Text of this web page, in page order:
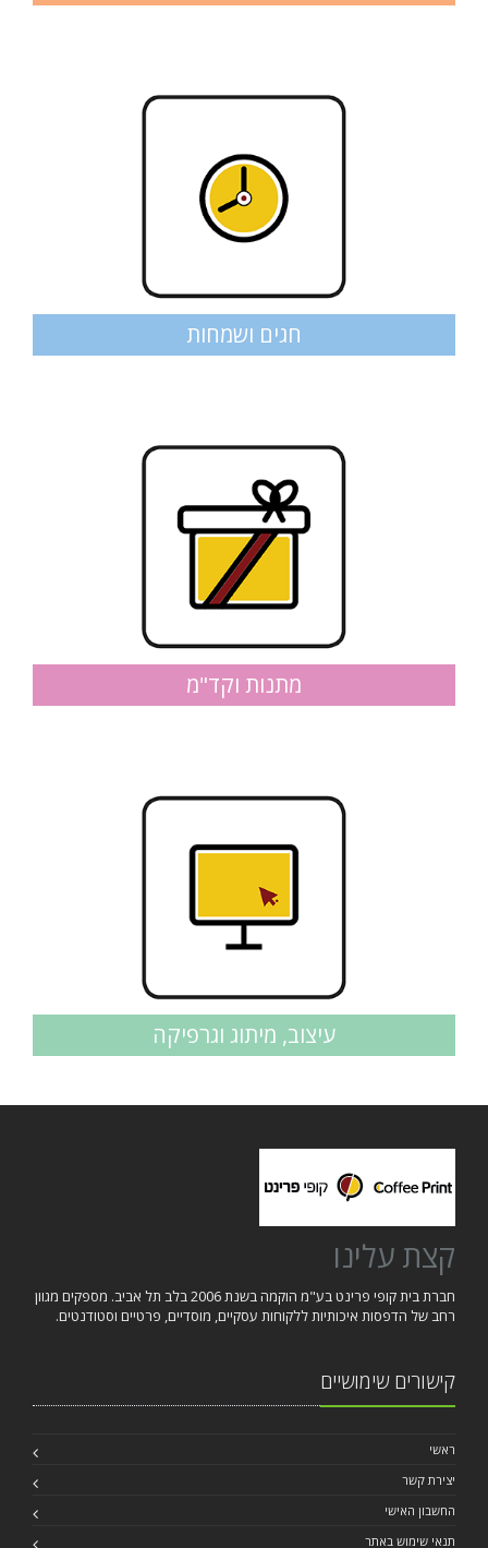
חגים ושמחות
מתנות וקד"מ
עיצוב, מיתוג וגרפיקה
קצת עלינו
חברת בית קופי פרינט בע"מ הוקמה בשנת 2006 בלב תל אביב. מספקים מגוון
רחב של הדפסות איכותיות ללקוחות עסקיים, מוסדיים, פרטיים וסטודנטים.
קישורים שימושיים
ראשי
יצירת קשר
החשבון האישי
תנאי שימוש באתר